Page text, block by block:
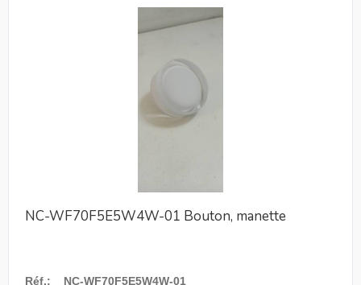
NC-WF70F5E5W4W-01 Bouton, manette
Réf.: NC-WF70F5E5W4W-01